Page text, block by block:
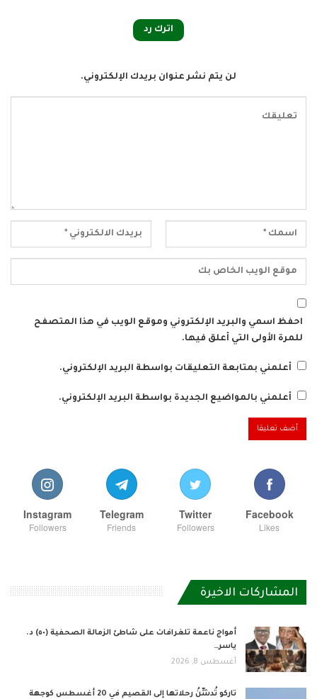
اترك رد
لن يتم نشر عنوان بريدك الإلكتروني.
احفظ اسمي والبريد الإلكتروني وموقع الويب في هذا المتصفح
للمرة الأولى التي أعلق فيها.
أعلمني بمتابعة التعليقات بواسطة البريد الإلكتروني.
أعلمني بالمواضيع الجديدة بواسطة البريد الإلكتروني.
Facebook
Likes
Twitter
Followers
Telegram
Friends
Instagram
Followers
المشاركات الاخيرة
أمواج ناعمة تلغرافات على شاطئ الزمالة الصحفية (٥٠) د.
ياسر…
أغسطس 8, 2026
تاركو تُدشِّنُ رحلاتها إلى القصيم في 20 أغسطس كوجهة